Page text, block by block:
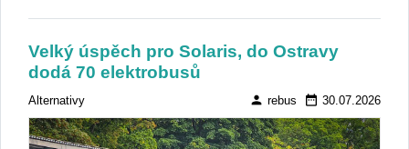
plánuje rozšířit poptávaný rozsah a možná i
změnit skladbu vozidel.
Velký úspěch pro Solaris, do Ostravy
dodá 70 elektrobusů
Alternativy person rebus date_range 30.07.2026